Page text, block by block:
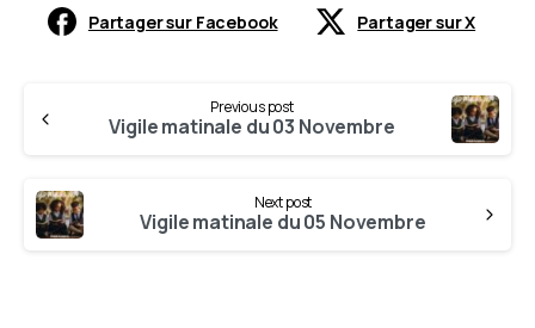
Partager sur Facebook Partager sur X
Previous post
Vigile matinale du 03 Novembre
Next post
Vigile matinale du 05 Novembre